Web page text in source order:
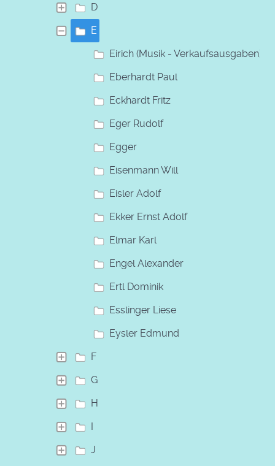
D
E
Eirich (Musik - Verkaufsausgaben)
Eberhardt Paul
Eckhardt Fritz
Eger Rudolf
Egger
Eisenmann Will
Eisler Adolf
Ekker Ernst Adolf
Elmar Karl
Engel Alexander
Ertl Dominik
Esslinger Liese
Eysler Edmund
F
G
H
I
J